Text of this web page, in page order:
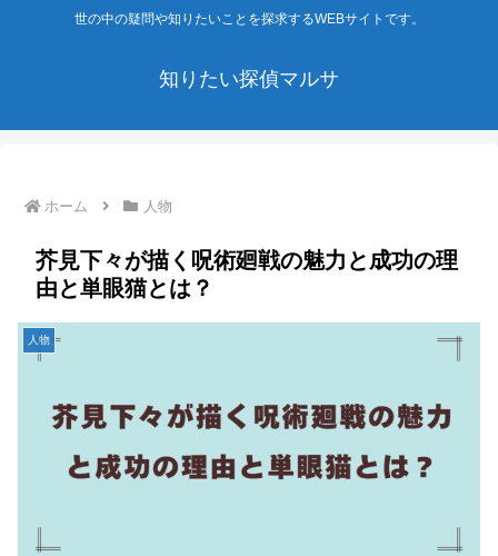
世の中の疑問や知りたいことを探求するWEBサイトです。
知りたい探偵マルサ
ホーム 人物
芥見下々が描く呪術廻戦の魅力と成功の理
由と単眼猫とは？
人物